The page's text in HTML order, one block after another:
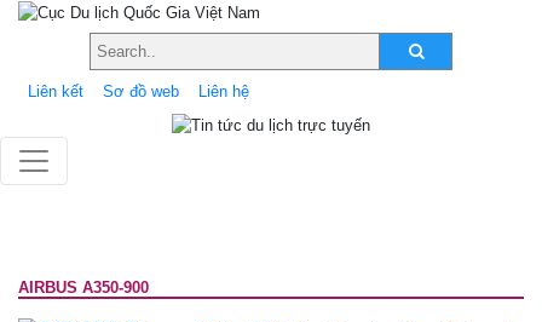
Liên kết Sơ đồ web Liên hệ
AIRBUS A350-900